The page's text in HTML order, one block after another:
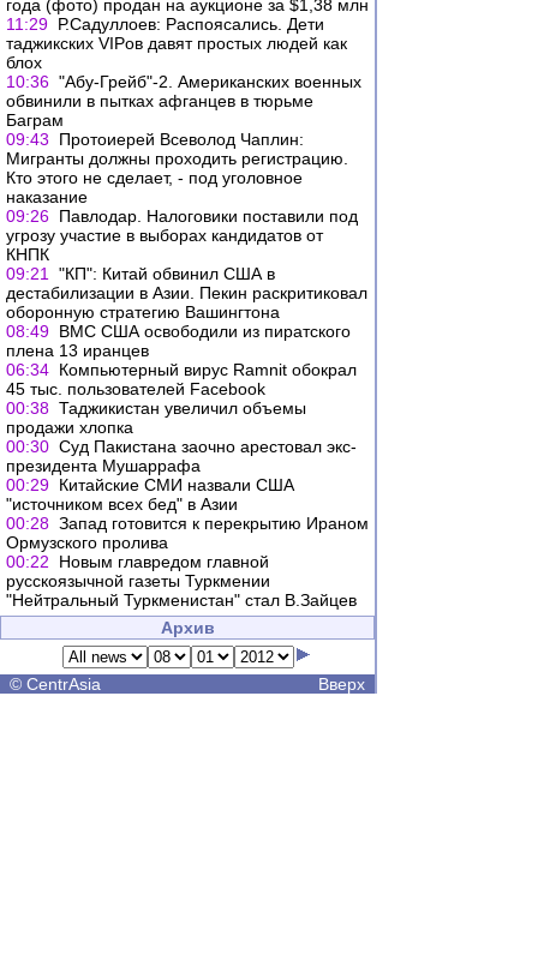
года (фото) продан на аукционе за $1,38 млн
11:29 Р.Садуллоев: Распоясались. Дети
таджикских VIPов давят простых людей как
блох
10:36 "Абу-Грейб"-2. Американских военных
обвинили в пытках афганцев в тюрьме
Баграм
09:43
Протоиерей Всеволод Чаплин:
Мигранты должны проходить регистрацию.
Кто этого не сделает, - под уголовное
наказание
09:26 Павлодар. Налоговики поставили под
угрозу участие в выборах кандидатов от
КНПК
09:21
"КП": Китай обвинил США в
дестабилизации в Азии. Пекин раскритиковал
оборонную стратегию Вашингтона
08:49 ВМС США освободили из пиратского
плена 13 иранцев
06:34 Компьютерный вирус Ramnit обокрал
45 тыс. пользователей Facebook
00:38 Таджикистан увеличил объемы
продажи хлопка
00:30 Суд Пакистана заочно арестовал экс-
президента Мушаррафа
00:29 Китайские СМИ назвали США
"источником всех бед" в Азии
00:28 Запад готовится к перекрытию Ираном
Ормузского пролива
00:22
Новым главредом главной
русскоязычной газеты Туркмении
"Нейтральный Туркменистан" стал В.Зайцев
Архив
© CentrAsia Вверх